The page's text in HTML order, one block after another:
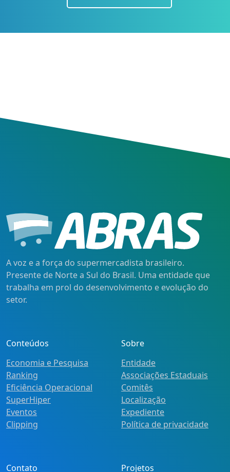
A voz e a força do supermercadista brasileiro.
Presente de Norte a Sul do Brasil. Uma entidade que
trabalha em prol do desenvolvimento e evolução do
setor.
Conteúdos
Economia e Pesquisa
Ranking
Eficiência Operacional
SuperHiper
Eventos
Clipping
Sobre
Entidade
Associações Estaduais
Comitês
Localização
Expediente
Política de privacidade
Contato Projetos